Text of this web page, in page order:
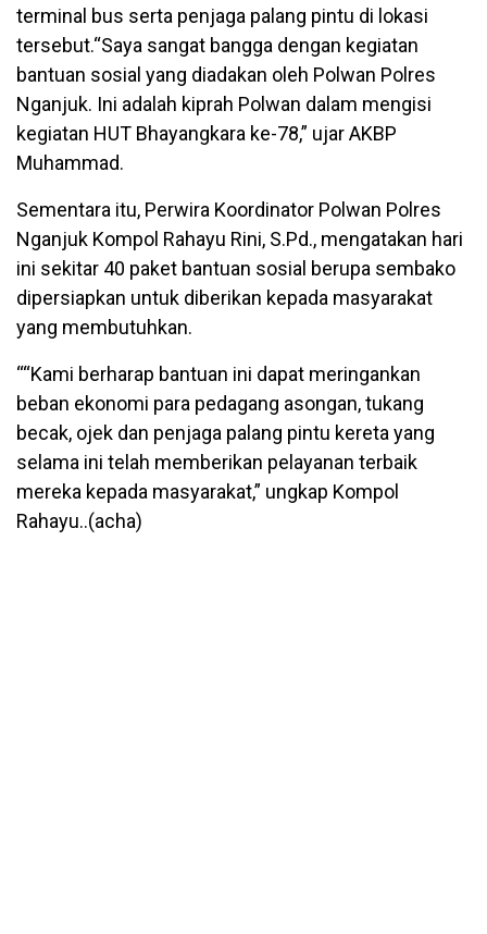
terminal bus serta penjaga palang pintu di lokasi
tersebut.“Saya sangat bangga dengan kegiatan
bantuan sosial yang diadakan oleh Polwan Polres
Nganjuk. Ini adalah kiprah Polwan dalam mengisi
kegiatan HUT Bhayangkara ke-78,” ujar AKBP
Muhammad.
Sementara itu, Perwira Koordinator Polwan Polres
Nganjuk Kompol Rahayu Rini, S.Pd., mengatakan hari
ini sekitar 40 paket bantuan sosial berupa sembako
dipersiapkan untuk diberikan kepada masyarakat
yang membutuhkan.
““Kami berharap bantuan ini dapat meringankan
beban ekonomi para pedagang asongan, tukang
becak, ojek dan penjaga palang pintu kereta yang
selama ini telah memberikan pelayanan terbaik
mereka kepada masyarakat,” ungkap Kompol
Rahayu..(acha)